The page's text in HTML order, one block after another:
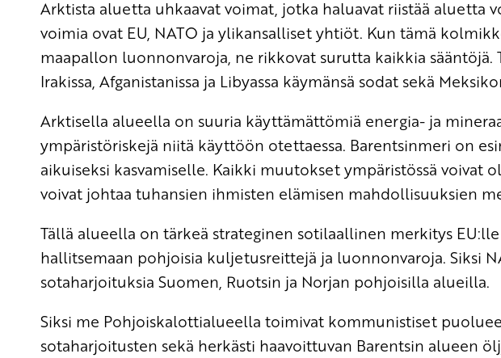
Arktista aluetta uhkaavat voimat, jotka haluavat riistää aluetta
voimia ovat EU, NATO ja ylikansalliset yhtiöt. Kun tämä
maapallon luonnonvaroja, ne rikkovat surutta kaikkia sääntöjä.
Irakissa, Afganistanissa ja Libyassa käymänsä sodat sekä
Arktisella alueella on suuria käyttämättömiä energia- ja
ympäristöriskejä niitä käyttöön otettaessa. Barentsinmeri on
aikuiseksi kasvamiselle. Kaikki muutokset ympäristössä voivat
voivat johtaa tuhansien ihmisten elämisen mahdollisuuksien
Tällä alueella on tärkeä strateginen sotilaallinen merkitys
hallitsemaan pohjoisia kuljetusreittejä ja luonnonvaroja. Siksi
sotaharjoituksia Suomen, Ruotsin ja Norjan pohjoisilla alueilla.
Siksi me Pohjoiskalottialueella toimivat kommunistiset
sotaharjoitusten sekä herkästi haavoittuvan Barentsin alueen